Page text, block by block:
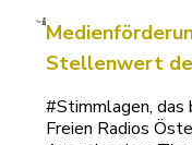
der Freien